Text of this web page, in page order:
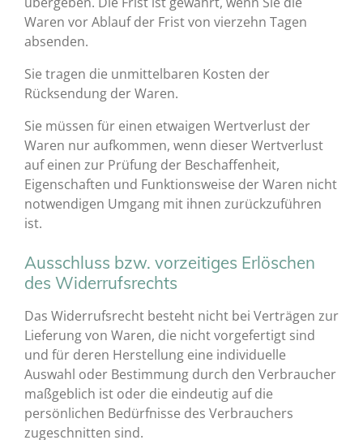
Waren vor Ablauf der Frist von vierzehn Tagen
absenden.
Sie tragen die unmittelbaren Kosten der
Rücksendung der Waren.
Sie müssen für einen etwaigen Wertverlust der
Waren nur aufkommen, wenn dieser Wertverlust
auf einen zur Prüfung der Beschaffenheit,
Eigenschaften und Funktionsweise der Waren nicht
notwendigen Umgang mit ihnen zurückzuführen
ist.
Ausschluss bzw. vorzeitiges Erlöschen
des Widerrufsrechts
Das Widerrufsrecht besteht nicht bei Verträgen zur
Lieferung von Waren, die nicht vorgefertigt sind
und für deren Herstellung eine individuelle
Auswahl oder Bestimmung durch den Verbraucher
maßgeblich ist oder die eindeutig auf die
persönlichen Bedürfnisse des Verbrauchers
zugeschnitten sind.